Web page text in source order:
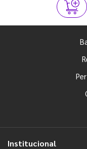
Institucional